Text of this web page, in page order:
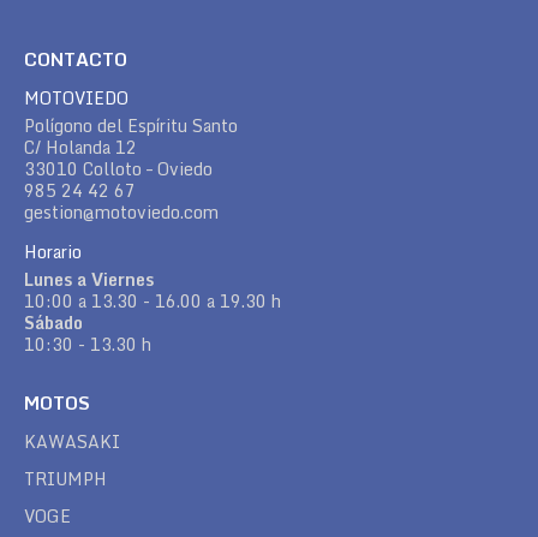
CONTACTO
MOTOVIEDO
Polígono del Espíritu Santo
C/ Holanda 12
33010 Colloto – Oviedo
985 24 42 67
gestion@motoviedo.com
Horario
Lunes a Viernes
10:00 a 13.30 - 16.00 a 19.30 h
Sábado
10:30 - 13.30 h
MOTOS
KAWASAKI
TRIUMPH
VOGE